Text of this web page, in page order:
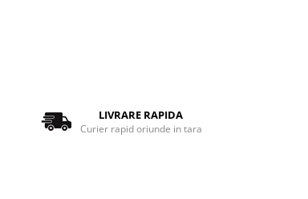
LIVRARE RAPIDA
Curier rapid oriunde in tara